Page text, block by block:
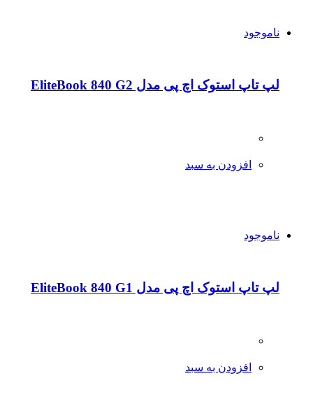
ناموجود
لپ تاپ استوک اچ پی مدل EliteBook 840 G2
افزودن به سبد
ناموجود
لپ تاپ استوک اچ پی مدل EliteBook 840 G1
افزودن به سبد